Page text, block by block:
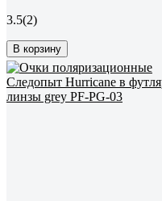
3.5(2)
В корзину